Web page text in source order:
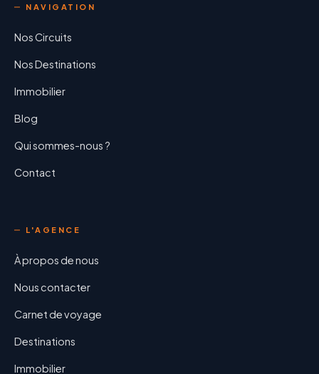
NAVIGATION
Nos Circuits
Nos Destinations
Immobilier
Blog
Qui sommes-nous ?
Contact
L'AGENCE
À propos de nous
Nous contacter
Carnet de voyage
Destinations
Immobilier